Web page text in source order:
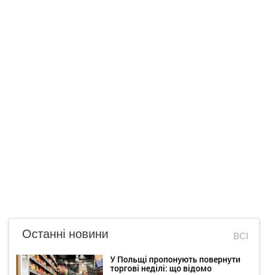
Останні новини ВСІ
У Польщі пропонують повернути
торгові неділі: що відомо